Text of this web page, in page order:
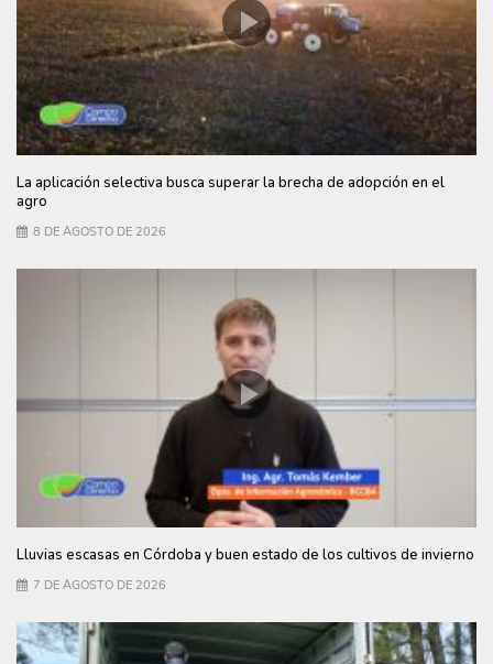
La aplicación selectiva busca superar la brecha de adopción en el
agro
8 DE AGOSTO DE 2026
Lluvias escasas en Córdoba y buen estado de los cultivos de invierno
7 DE AGOSTO DE 2026